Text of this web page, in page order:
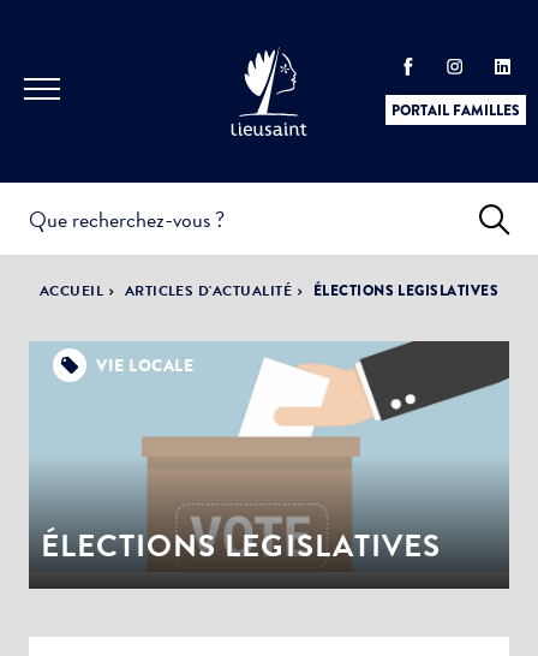
PORTAIL FAMILLES
PRATIQUES &
DÉMARCHES
ACTUALITÉS &
ÉVÈNEMENTS
LA VILLE
DÉMOCRATIE
PARTICIPATIVE
ACCUEIL ARTICLES D'ACTUALITÉ ÉLECTIONS LEGISLATIVES
VIE LOCALE
ÉLECTIONS LEGISLATIVES